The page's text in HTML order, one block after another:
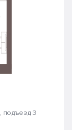
, подъезд 3